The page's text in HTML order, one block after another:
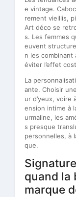
e vintage.
rement vieillis,
Art déco se
s. Les femmes
euvent
n les combinant
éviter l’effet
La
ante. Choisir
ur d’yeux, voire
ension intime à
urmaline, les
s presque
personnelles, à
que.
quand la
marque